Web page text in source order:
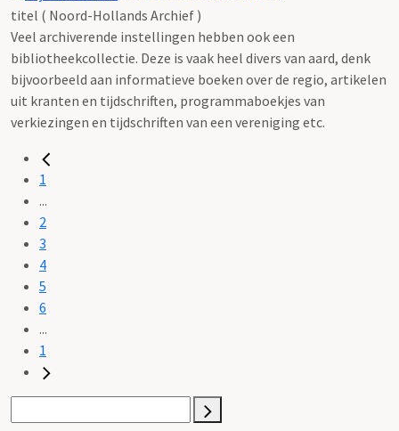
titel ( Noord-Hollands Archief )
Veel archiverende instellingen hebben ook een
bibliotheekcollectie. Deze is vaak heel divers van aard, denk
bijvoorbeeld aan informatieve boeken over de regio, artikelen
uit kranten en tijdschriften, programmaboekjes van
verkiezingen en tijdschriften van een vereniging etc.
1
...
2
3
4
5
6
...
1